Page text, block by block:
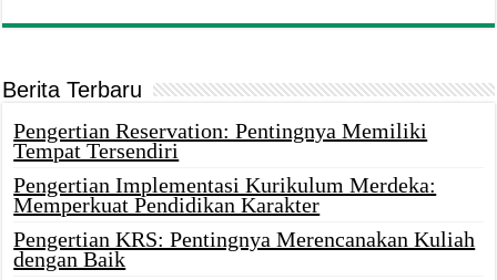
Berita Terbaru
Pengertian Reservation: Pentingnya Memiliki
Tempat Tersendiri
Pengertian Implementasi Kurikulum Merdeka:
Memperkuat Pendidikan Karakter
Pengertian KRS: Pentingnya Merencanakan Kuliah
dengan Baik